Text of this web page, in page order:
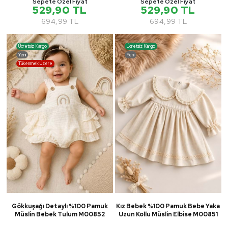
529,90 TL
694,99 TL
529,90 TL
694,99 TL
Ücretsiz Kargo
Yeni
Tükenmek Üzere
Gökkuşağı Detaylı %100 Pamuk
Müslin Bebek Tulum M00852
Ücretsiz Kargo
Yeni
Kız Bebek %100 Pamuk Bebe Yaka
Uzun Kollu Müslin Elbise M00851